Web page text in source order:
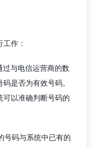
作：
过与电信运营商的数
是否为有效号码。
可以准确判断号码的
号码与系统中已有的